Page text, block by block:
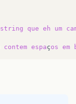
string que eh um
contem espaços em